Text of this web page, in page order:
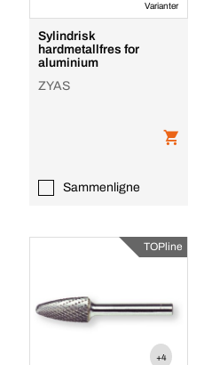
Varianter
Sylindrisk
hardmetallfres for
aluminium
ZYAS
Sammenligne
TOPline
+4